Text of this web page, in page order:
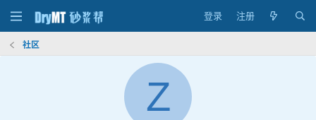
登录 注册
社区
Z